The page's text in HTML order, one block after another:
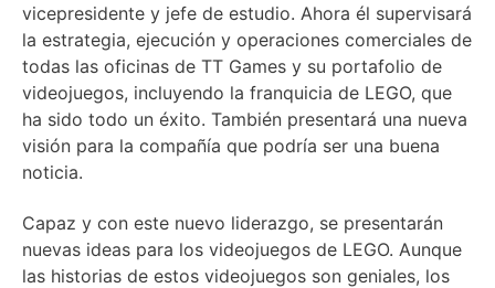
vicepresidente y jefe de estudio. Ahora él supervisará
la estrategia, ejecución y operaciones comerciales de
todas las oficinas de TT Games y su portafolio de
videojuegos, incluyendo la franquicia de LEGO, que
ha sido todo un éxito. También presentará una nueva
visión para la compañía que podría ser una buena
noticia.
Capaz y con este nuevo liderazgo, se presentarán
nuevas ideas para los videojuegos de LEGO. Aunque
las historias de estos videojuegos son geniales, los